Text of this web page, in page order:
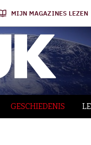
MIJN MAGAZINES LEZEN
GESCHIEDENIS